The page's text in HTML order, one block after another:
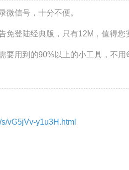
微信号，十分不便。
免登陆经典版，只有12M，值得您
要用到的90%以上的小工具，不
vG5jVv-y1u3H.html